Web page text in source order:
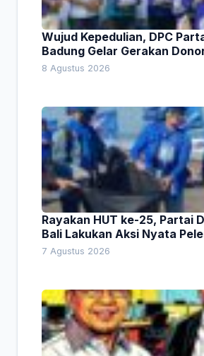
Wujud Kepedulian, DPC
Badung Gelar Gerakan
8 Agustus 2026
Rayakan HUT ke-25, Partai
Bali Lakukan Aksi Nyata
Lingkungan
7 Agustus 2026